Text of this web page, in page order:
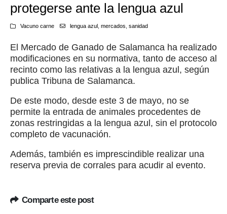
protegerse ante la lengua azul
Vacuno carne lengua azul, mercados sanidad
El Mercado de Ganado de Salamanca ha realizado
modificaciones en su normativa, tanto de acceso al
recinto como las relativas a la lengua azul, según
publica Tribuna de Salamanca.
De este modo, desde este 3 de mayo, no se
permite la entrada de animales procedentes de
zonas restringidas a la lengua azul, sin el protocolo
completo de vacunación.
Además, también es imprescindible realizar una
reserva previa de corrales para acudir al evento.
Comparte este post